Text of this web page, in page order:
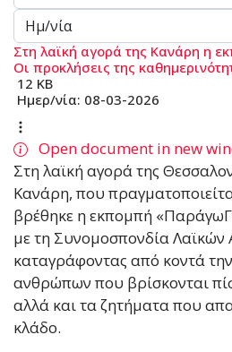
Στη λαϊκή αγορά της Κανάρη η
Οι προκλήσεις της
12 KB
Ημερ/νία: 08-03-2026
Open document in new
Στη λαϊκή αγορά της
Κανάρη, που
βρέθηκε η εκπομπή
με τη Συνομοσπονδία Λαϊκών
καταγράφοντας από κοντά
ανθρώπων που βρίσκονται
αλλά και τα ζητήματα που
κλάδο.